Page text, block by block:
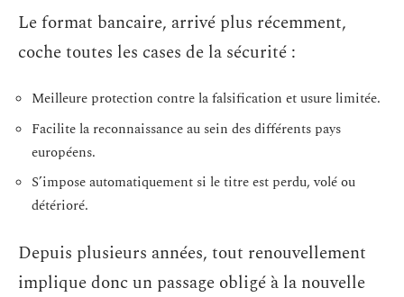
Le format bancaire, arrivé plus récemment,
coche toutes les cases de la sécurité :
Meilleure protection contre la falsification et usure limitée.
Facilite la reconnaissance au sein des différents pays
européens.
S’impose automatiquement si le titre est perdu, volé ou
détérioré.
Depuis plusieurs années, tout renouvellement
implique donc un passage obligé à la nouvelle